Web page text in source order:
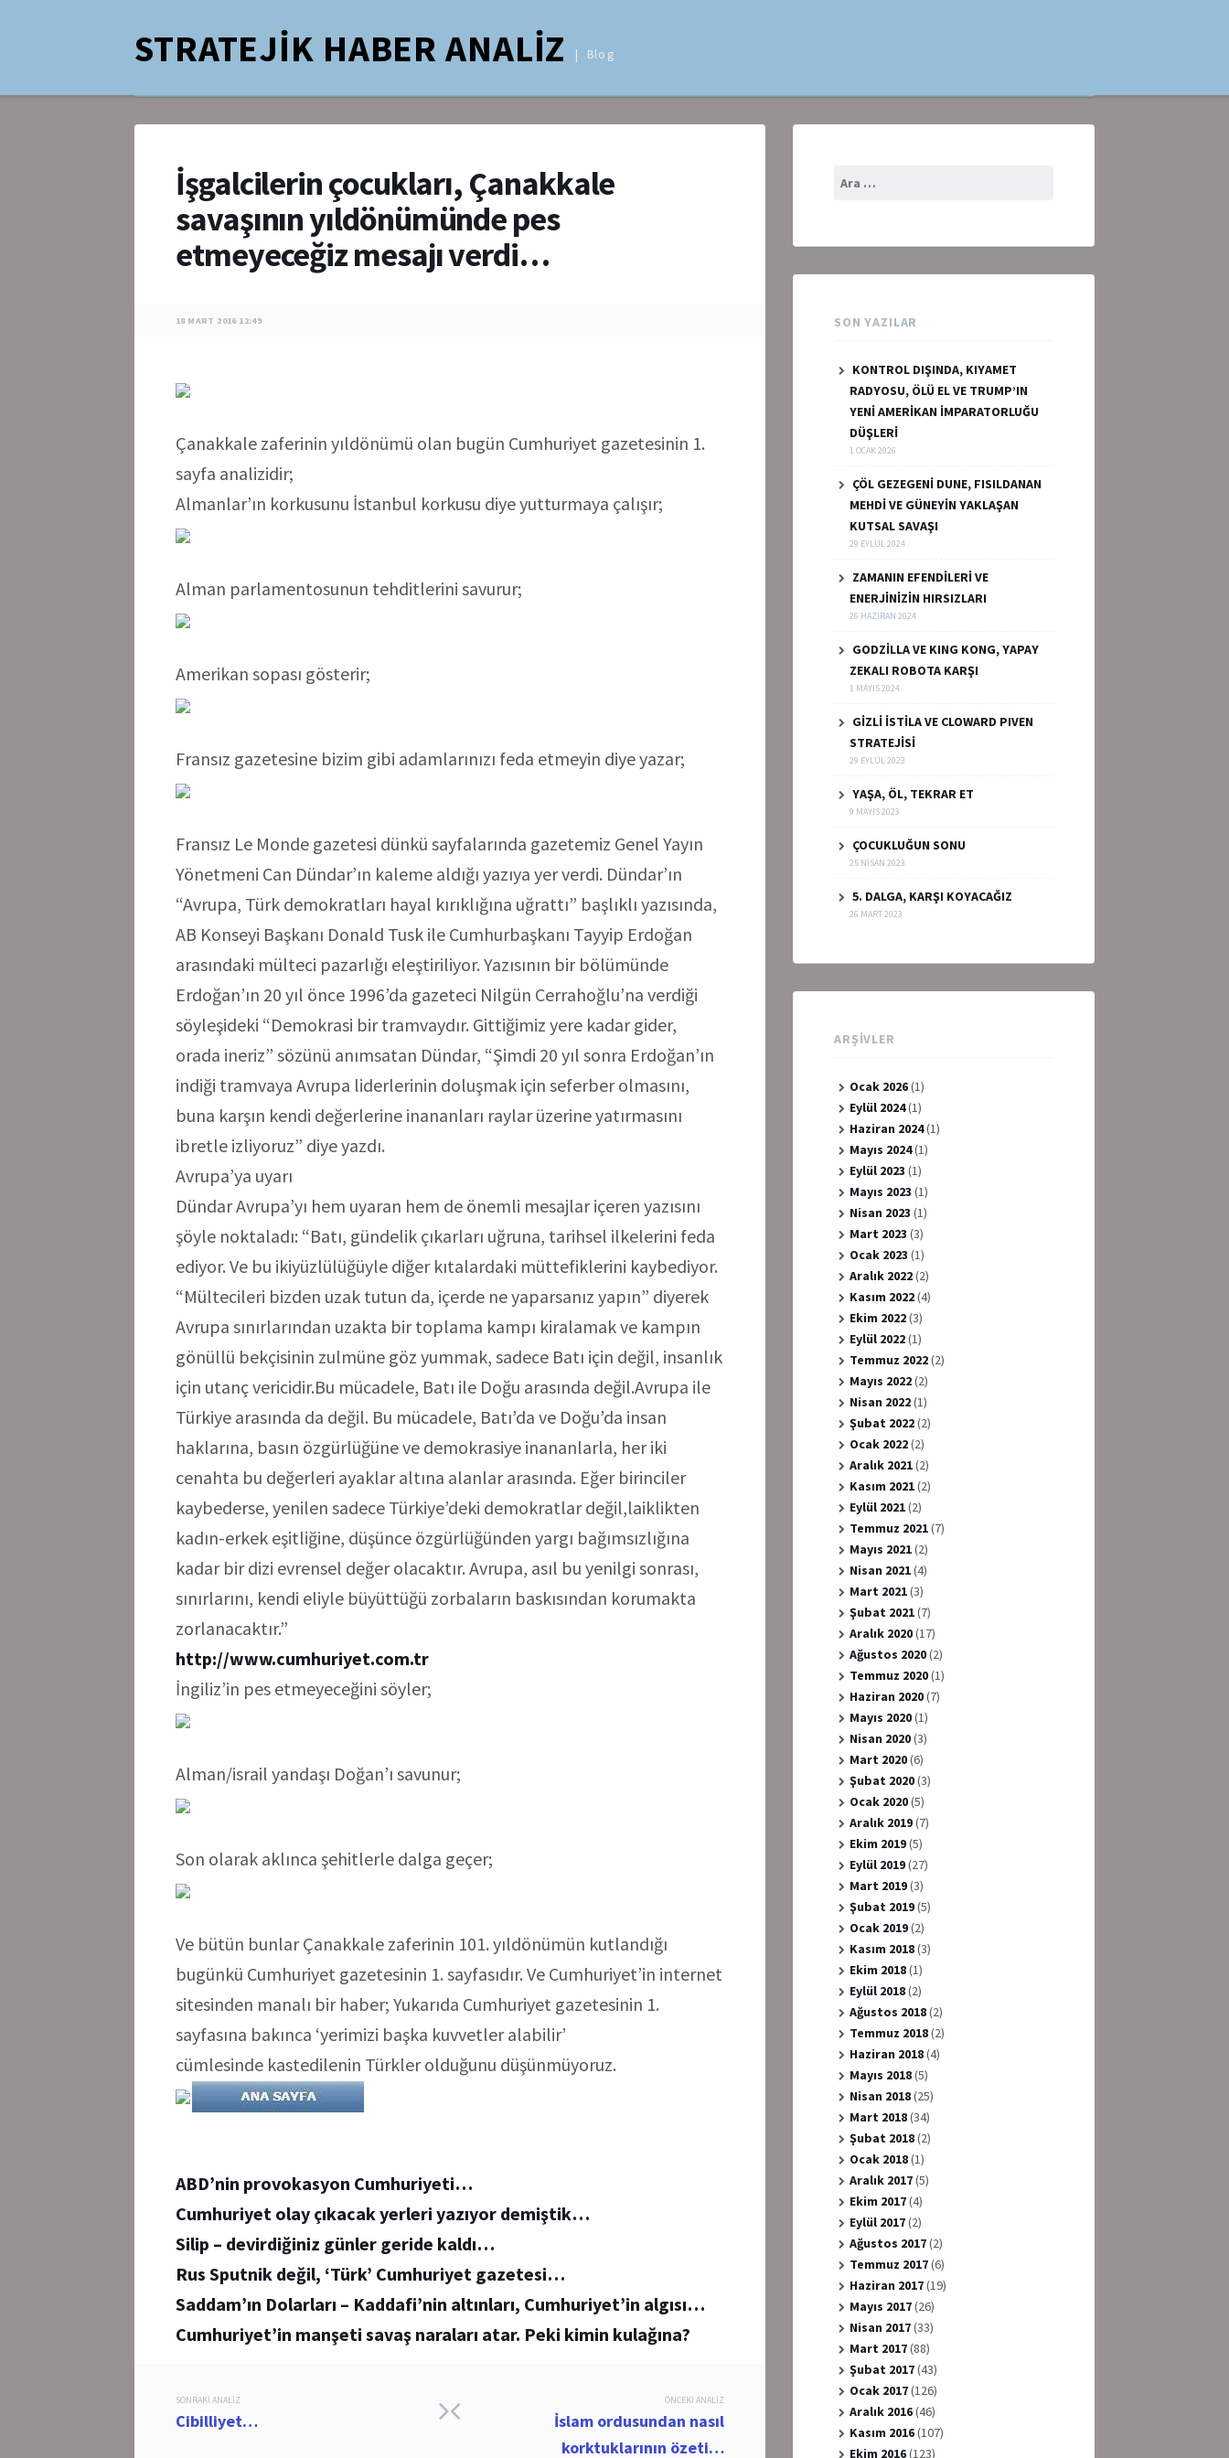
STRATEJİK HABER ANALİZ Blog
İşgalcilerin çocukları, Çanakkale
savaşının yıldönümünde pes
etmeyeceğiz mesajı verdi…
18 MART 2016 12:49
Çanakkale zaferinin yıldönümü olan bugün Cumhuriyet gazetesinin 1.
sayfa analizidir;
Almanlar’ın korkusunu İstanbul korkusu diye yutturmaya çalışır;
Alman parlamentosunun tehditlerini savurur;
Amerikan sopası gösterir;
Fransız gazetesine bizim gibi adamlarınızı feda etmeyin diye yazar;
Fransız Le Monde gazetesi dünkü sayfalarında gazetemiz Genel Yayın
Yönetmeni Can Dündar’ın kaleme aldığı yazıya yer verdi. Dündar’ın
“Avrupa, Türk demokratları hayal kırıklığına uğrattı” başlıklı yazısında,
AB Konseyi Başkanı Donald Tusk ile Cumhurbaşkanı Tayyip Erdoğan
arasındaki mülteci pazarlığı eleştiriliyor. Yazısının bir bölümünde
Erdoğan’ın 20 yıl önce 1996’da gazeteci Nilgün Cerrahoğlu’na verdiği
söyleşideki “Demokrasi bir tramvaydır. Gittiğimiz yere kadar gider,
orada ineriz” sözünü anımsatan Dündar, “Şimdi 20 yıl sonra Erdoğan’ın
indiği tramvaya Avrupa liderlerinin doluşmak için seferber olmasını,
buna karşın kendi değerlerine inananları raylar üzerine yatırmasını
ibretle izliyoruz” diye yazdı.
Avrupa’ya uyarı
Dündar Avrupa’yı hem uyaran hem de önemli mesajlar içeren yazısını
şöyle noktaladı: “Batı, gündelik çıkarları uğruna, tarihsel ilkelerini feda
ediyor. Ve bu ikiyüzlülüğüyle diğer kıtalardaki müttefiklerini kaybediyor.
“Mültecileri bizden uzak tutun da, içerde ne yaparsanız yapın” diyerek
Avrupa sınırlarından uzakta bir toplama kampı kiralamak ve kampın
gönüllü bekçisinin zulmüne göz yummak, sadece Batı için değil, insanlık
için utanç vericidir.Bu mücadele, Batı ile Doğu arasında değil.Avrupa ile
Türkiye arasında da değil. Bu mücadele, Batı’da ve Doğu’da insan
haklarına, basın özgürlüğüne ve demokrasiye inananlarla, her iki
cenahta bu değerleri ayaklar altına alanlar arasında. Eğer birinciler
kaybederse, yenilen sadece Türkiye’deki demokratlar değil,laiklikten
kadın-erkek eşitliğine, düşünce özgürlüğünden yargı bağımsızlığına
kadar bir dizi evrensel değer olacaktır. Avrupa, asıl bu yenilgi sonrası,
sınırlarını, kendi eliyle büyüttüğü zorbaların baskısından korumakta
zorlanacaktır.”
http://www.cumhuriyet.com.tr
İngiliz’in pes etmeyeceğini söyler;
Alman/israil yandaşı Doğan’ı savunur;
Son olarak aklınca şehitlerle dalga geçer;
Ve bütün bunlar Çanakkale zaferinin 101. yıldönümün kutlandığı
bugünkü Cumhuriyet gazetesinin 1. sayfasıdır. Ve Cumhuriyet’in internet
sitesinden manalı bir haber; Yukarıda Cumhuriyet gazetesinin 1.
sayfasına bakınca ‘yerimizi başka kuvvetler alabilir’
cümlesinde kastedilenin Türkler olduğunu düşünmüyoruz.
ABD’nin provokasyon Cumhuriyeti…
Cumhuriyet olay çıkacak yerleri yazıyor demiştik…
Silip – devirdiğiniz günler geride kaldı…
Rus Sputnik değil, ‘Türk’ Cumhuriyet gazetesi…
Saddam’ın Dolarları – Kaddafi’nin altınları, Cumhuriyet’in algısı…
Cumhuriyet’in manşeti savaş naraları atar. Peki kimin kulağına?
Post
ÖNCEKI ANALIZ
İslam ordusundan nasıl
korktuklarının özeti…
SONRAKI ANALIZ
Cibilliyet…
SON YAZILAR
KONTROL DIŞINDA, KIYAMET
RADYOSU, ÖLÜ EL VE TRUMP’IN
YENİ AMERİKAN İMPARATORLUĞU
DÜŞLERİ
1 OCAK 2026
ÇÖL GEZEGENİ DUNE, FISILDANAN
MEHDİ VE GÜNEYİN YAKLAŞAN
KUTSAL SAVAŞI
29 EYLÜL 2024
ZAMANIN EFENDİLERİ VE
ENERJİNİZİN HIRSIZLARI
26 HAZIRAN 2024
GODZİLLA VE KING KONG, YAPAY
ZEKALI ROBOTA KARŞI
1 MAYIS 2024
GİZLİ İSTİLA VE CLOWARD PIVEN
STRATEJİSİ
29 EYLÜL 2023
YAŞA, ÖL, TEKRAR ET
9 MAYIS 2023
ÇOCUKLUĞUN SONU
25 NISAN 2023
5. DALGA, KARŞI KOYACAĞIZ
26 MART 2023
ARŞIVLER
Ocak 2026(1)
Eylül 2024(1)
Haziran 2024(1)
Mayıs 2024(1)
Eylül 2023 (1)
Mayıs 2023 (1)
Nisan 2023 (1)
Mart 2023 (3)
Ocak 2023 (1)
Aralık 2022(2)
Kasım 2022(4)
Ekim 2022(3)
Eylül 2022(1)
Temmuz 2022(2)
Mayıs 2022(2)
Nisan 2022(1)
Şubat 2022(2)
Ocak 2022(2)
Aralık 2021(2)
Kasım 2021(2)
Eylül 2021(2)
Temmuz 2021(7)
Mayıs 2021(2)
Nisan 2021(4)
Mart 2021(3)
Şubat 2021(7)
Aralık 2020(17)
Ağustos 2020(2)
Temmuz 2020(1)
Haziran 2020(7)
Mayıs 2020(1)
Nisan 2020(3)
Mart 2020(6)
Şubat 2020(3)
Ocak 2020(5)
Aralık 2019(7)
Ekim 2019(5)
Eylül 2019(27)
Mart 2019(3)
Şubat 2019(5)
Ocak 2019(2)
Kasım 2018(3)
Ekim 2018(1)
Eylül 2018(2)
Ağustos 2018(2)
Temmuz 2018(2)
Haziran 2018(4)
Mayıs 2018(5)
Nisan 2018(25)
Mart 2018(34)
Şubat 2018(2)
Ocak 2018(1)
Aralık 2017(5)
Ekim 2017(4)
Eylül 2017(2)
Ağustos 2017(2)
Temmuz 2017(6)
Haziran 2017(19)
Mayıs 2017(26)
Nisan 2017(33)
Mart 2017(88)
Şubat 2017(43)
Ocak 2017(126)
Aralık 2016(46)
Kasım 2016(107)
Ekim 2016(123)